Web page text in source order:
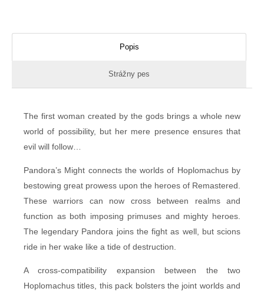
Popis
Strážny pes
The first woman created by the gods brings a whole new
world of possibility, but her mere presence ensures that
evil will follow…
Pandora’s Might connects the worlds of Hoplomachus by
bestowing great prowess upon the heroes of Remastered.
These warriors can now cross between realms and
function as both imposing primuses and mighty heroes.
The legendary Pandora joins the fight as well, but scions
ride in her wake like a tide of destruction.
A cross-compatibility expansion between the two
Hoplomachus titles, this pack bolsters the joint worlds and